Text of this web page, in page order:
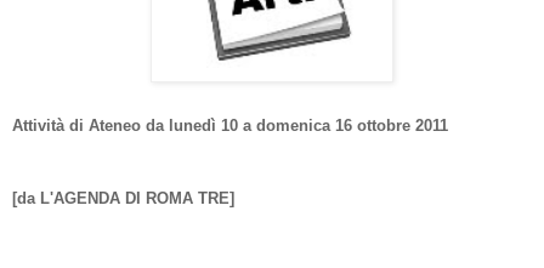
Attività di Ateneo da lunedì 10 a domenica 16 ottobre 2011
[da L'AGENDA DI ROMA TRE]